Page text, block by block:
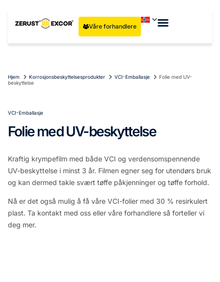
Våre forhandlere
Hjem Korrosjonsbeskyttelsesprodukter VCI-Emballasje
Folie med UV-
beskyttelse
VCI-Emballasje
Folie med UV-beskyttelse
Kraftig krympefilm med både VCI og verdensomspennende
UV-beskyttelse i minst 3 år. Filmen egner seg for utendørs bruk
og kan dermed takle svært tøffe påkjenninger og tøffe forhold.
Nå er det også mulig å få våre VCI-folier med 30 % resirkulert
plast. Ta kontakt med oss eller våre forhandlere så forteller vi
deg mer.